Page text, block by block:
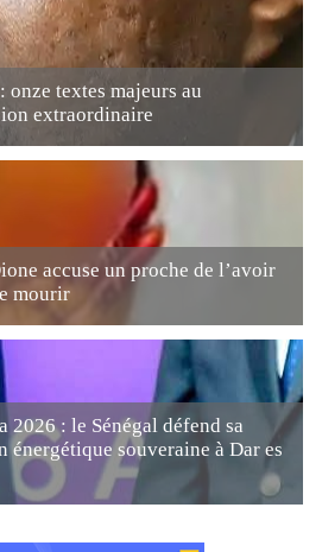
onze textes majeurs au
extraordinaire
accuse un proche de l’avoir
mourir
: le Sénégal défend sa
souveraine à Dar es